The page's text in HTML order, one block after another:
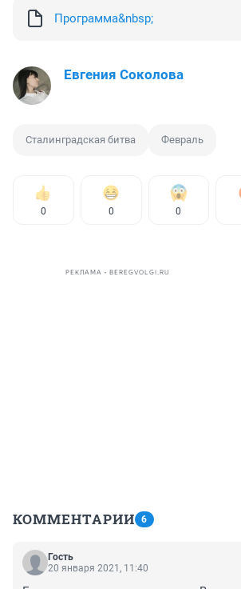
Программа&nbsp;
Евгения Соколова
Сталинградская битва Февраль
0 0 0
РЕКЛАМА • BEREGVOLGI.RU
КОММЕНТАРИИ 6
Гость
20 января 2021, 11:40